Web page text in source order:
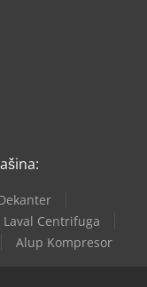
Laval Centrifuga
Alup Kompresor